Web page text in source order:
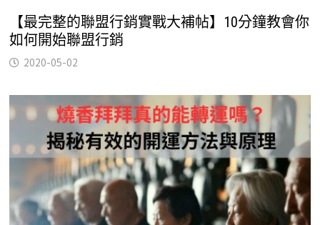
【最完整的聯盟行銷實戰大補帖】10分鐘教會你
如何開始聯盟行銷
2020-05-02